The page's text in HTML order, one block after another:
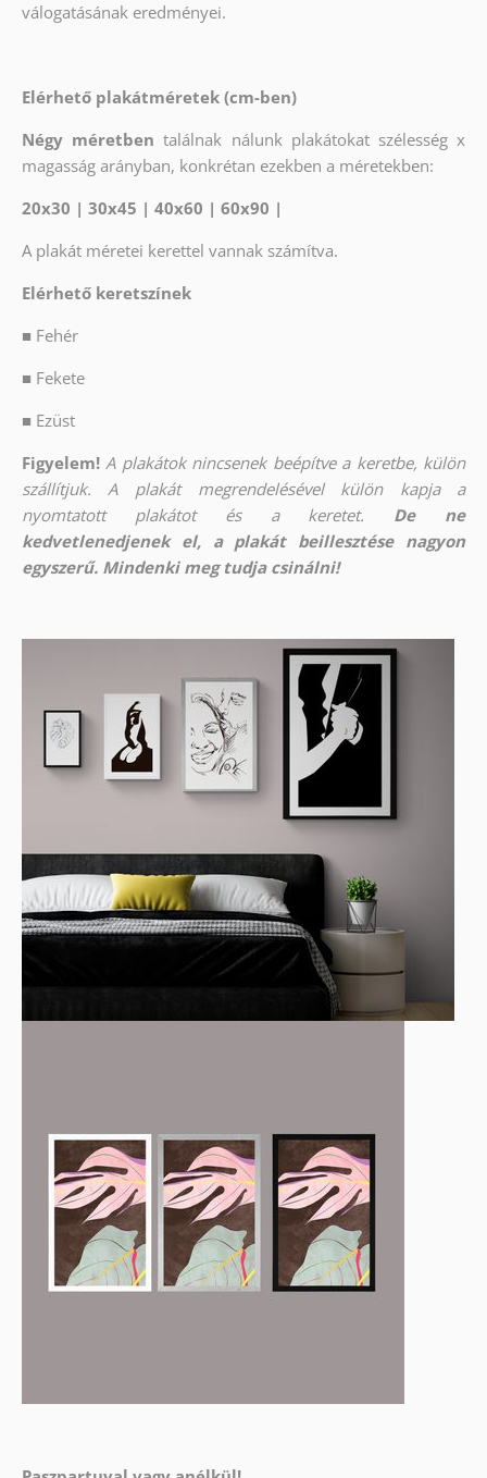
válogatásának eredményei.
Elérhető plakátméretek (cm-ben)
Négy méretben találnak nálunk plakátokat szélesség x
magasság arányban, konkrétan ezekben a méretekben:
20x30 | 30x45 | 40x60 | 60x90 |
A plakát méretei kerettel vannak számítva.
Elérhető keretszínek
■ Fehér
■ Fekete
■ Ezüst
Figyelem! A plakátok nincsenek beépítve a keretbe, külön
szállítjuk. A plakát megrendelésével külön kapja a
nyomtatott plakátot és a keretet.
De ne
kedvetlenedjenek el, a plakát beillesztése nagyon
egyszerű. Mindenki meg tudja csinálni!